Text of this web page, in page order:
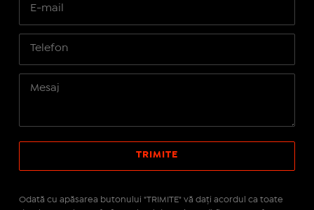
Odată cu apăsarea butonului "TRIMITE" vă daţi acordul ca toate